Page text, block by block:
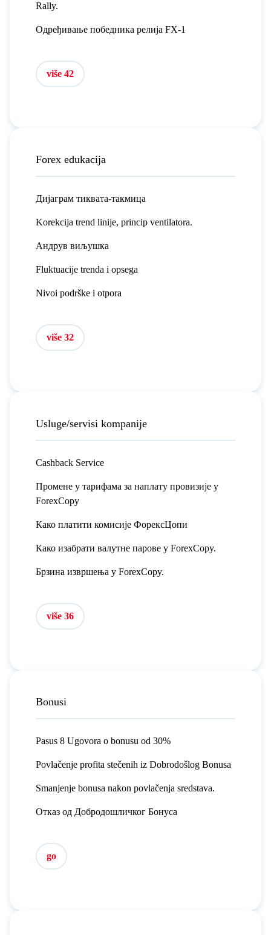
Rally.
Одређивање победника релија FX-1
više 42
Forex edukacija
Дијаграм тиквата-такмица
Korekcija trend linije, princip ventilatora.
Андрув виљушка
Fluktuacije trenda i opsega
Nivoi podrške i otpora
više 32
Usluge/servisi kompanije
Cashback Service
Промене у тарифама за наплату провизије у
ForexCopy
Како платити комисије ФорексЦопи
Како изабрати валутне парове у ForexCopy.
Брзина извршења у ForexCopy.
više 36
Bonusi
Pasus 8 Ugovora o bonusu od 30%
Povlačenje profita stečenih iz Dobrodošlog Bonusa
Smanjenje bonusa nakon povlačenja sredstava.
Отказ од Добродошличког Бонуса
go